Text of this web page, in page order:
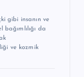
gibi insanın ve
da
ve kozmik